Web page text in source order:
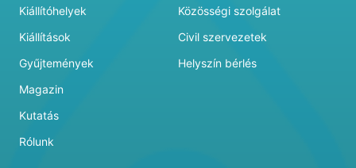
Kiállítóhelyek
Kiállítások
Gyűjtemények
Magazin
Kutatás
Rólunk
Közösségi szolgálat
Civil szervezetek
Helyszín bérlés